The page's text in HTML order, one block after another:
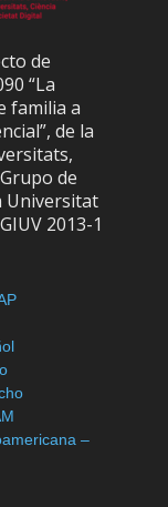
de
“La
familia a
de la
de
Universitat
2013-1
–